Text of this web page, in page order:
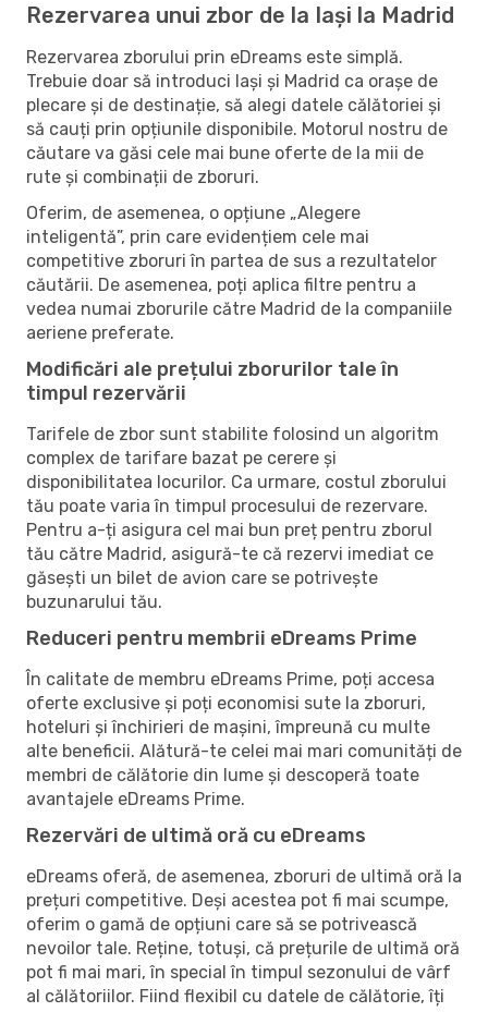
Rezervarea unui zbor de la Iași la Madrid
Rezervarea zborului prin eDreams este simplă.
Trebuie doar să introduci Iași și Madrid ca orașe de
plecare și de destinație, să alegi datele călătoriei și
să cauți prin opțiunile disponibile. Motorul nostru de
căutare va găsi cele mai bune oferte de la mii de
rute și combinații de zboruri.
Oferim, de asemenea, o opțiune „Alegere
inteligentă”, prin care evidențiem cele mai
competitive zboruri în partea de sus a rezultatelor
căutării. De asemenea, poți aplica filtre pentru a
vedea numai zborurile către Madrid de la companiile
aeriene preferate.
Modificări ale prețului zborurilor tale în
timpul rezervării
Tarifele de zbor sunt stabilite folosind un algoritm
complex de tarifare bazat pe cerere și
disponibilitatea locurilor. Ca urmare, costul zborului
tău poate varia în timpul procesului de rezervare.
Pentru a-ți asigura cel mai bun preț pentru zborul
tău către Madrid, asigură-te că rezervi imediat ce
găsești un bilet de avion care se potrivește
buzunarului tău.
Reduceri pentru membrii eDreams Prime
În calitate de membru eDreams Prime, poți accesa
oferte exclusive și poți economisi sute la zboruri,
hoteluri și închirieri de mașini, împreună cu multe
alte beneficii. Alătură-te celei mai mari comunități de
membri de călătorie din lume și descoperă toate
avantajele eDreams Prime.
Rezervări de ultimă oră cu eDreams
eDreams oferă, de asemenea, zboruri de ultimă oră la
prețuri competitive. Deși acestea pot fi mai scumpe,
oferim o gamă de opțiuni care să se potrivească
nevoilor tale. Reține, totuși, că prețurile de ultimă oră
pot fi mai mari, în special în timpul sezonului de vârf
al călătoriilor. Fiind flexibil cu datele de călătorie, îți